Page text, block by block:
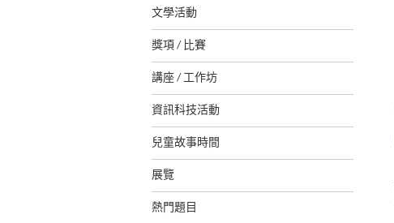
文學活動
獎項 / 比賽
講座 / 工作坊
資訊科技活動
兒童故事時間
展覽
熱門題目